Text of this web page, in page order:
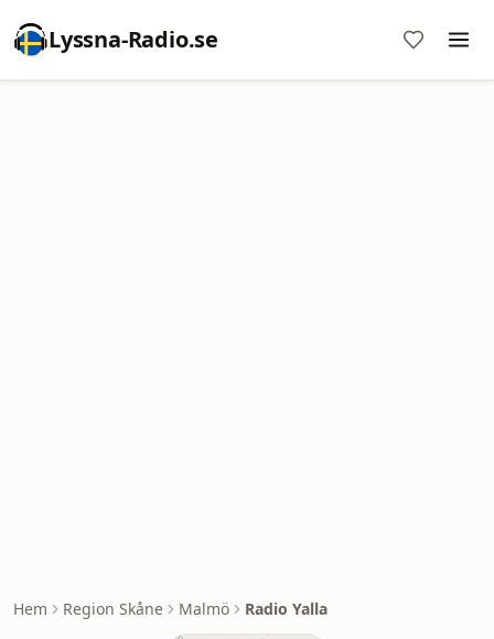
Lyssna-Radio.se
Hem Region Skåne Malmö Radio Yalla